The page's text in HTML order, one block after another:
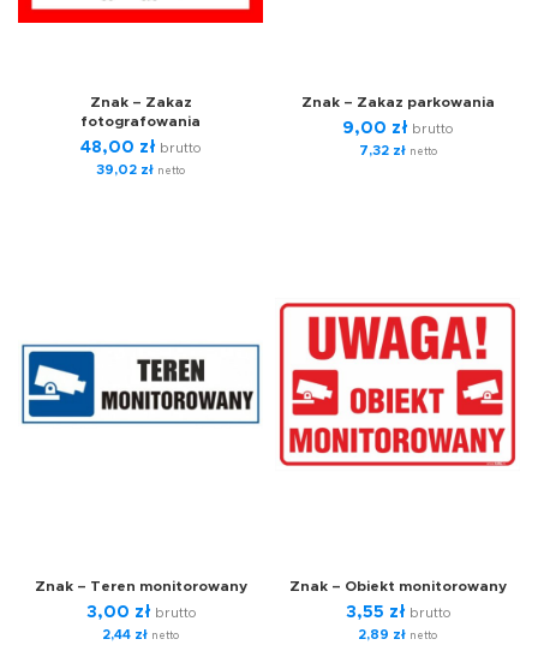
Znak – Zakaz
fotografowania
48,00 zł brutto
39,02 zł netto
Znak – Zakaz parkowania
9,00 zł brutto
7,32 złnetto
Znak – Teren monitorowany
3,00 zł brutto
2,44 zł netto
Znak – Obiekt monitorowany
3,55 zł brutto
2,89 zł netto